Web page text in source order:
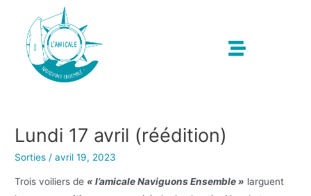
Lundi 17 avril (réédition)
Sorties /avril 19, 2023
Trois voiliers de « l’amicale Naviguons Ensemble » larguent